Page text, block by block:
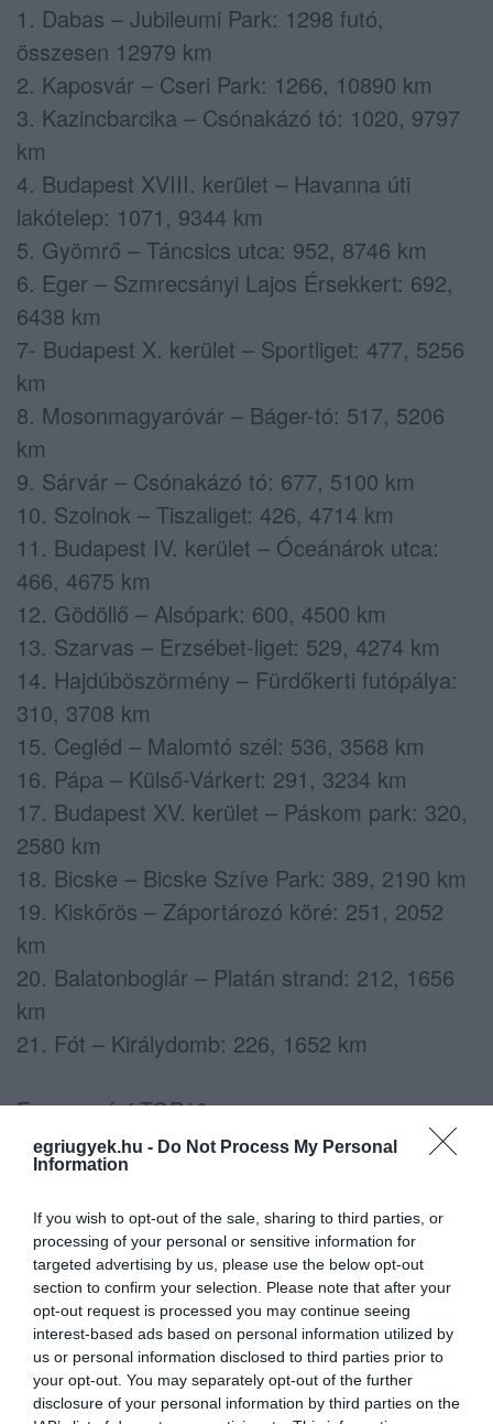
egriugyek.hu - Do Not Process My Personal
Information
If you wish to opt-out of the sale, sharing to third parties, or
processing of your personal or sensitive information for
targeted advertising by us, please use the below opt-out
section to confirm your selection. Please note that after your
opt-out request is processed you may continue seeing
interest-based ads based on personal information utilized by
us or personal information disclosed to third parties prior to
your opt-out. You may separately opt-out of the further
disclosure of your personal information by third parties on the
1. Dabas – Jubileumi Park: 1298 futó,
összesen 12979 km
2. Kaposvár – Cseri Park: 1266, 10890 km
3. Kazincbarcika – Csónakázó tó: 1020, 9797
km
4. Budapest XVIII. kerület – Havanna úti
lakótelep: 1071, 9344 km
5. Gyömrő – Táncsics utca: 952, 8746 km
6. Eger – Szmrecsányi Lajos Érsekkert: 692,
6438 km
7- Budapest X. kerület – Sportliget: 477, 5256
km
8. Mosonmagyaróvár – Báger-tó: 517, 5206
km
9. Sárvár – Csónakázó tó: 677, 5100 km
10. Szolnok – Tiszaliget: 426, 4714 km
11. Budapest IV. kerület – Óceánárok utca:
466, 4675 km
12. Gödöllő – Alsópark: 600, 4500 km
13. Szarvas – Erzsébet-liget: 529, 4274 km
14. Hajdúböszörmény – Fürdőkerti futópálya:
310, 3708 km
15. Cegléd – Malomtó szél: 536, 3568 km
16. Pápa – Külső-Várkert: 291, 3234 km
17. Budapest XV. kerület – Páskom park: 320,
2580 km
18. Bicske – Bicske Szíve Park: 389, 2190 km
19. Kiskőrös – Záportározó köré: 251, 2052
km
20. Balatonboglár – Platán strand: 212, 1656
km
21. Fót – Királydomb: 226, 1652 km
Eger egyéni TOP10
1.Juhász Sándor 62 kör 82,46 km
2.Mészáros Lajos 58 kör 77,14 km
3.Szivós Orsolya 52 kör 69,16 km
4.Lénárt Márton 50 kör 66,50 km
5.Soltészné Linkecs Mária 47 kör 62,51 km
6.Tóth Zsolt 43 kör 57,19 km
7.Schuster Erika 41 kör 54,53 km
8.Bátori Ádám 40 kör 53,20 km